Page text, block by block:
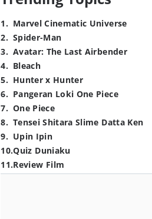
1. Marvel Cinematic Universe
2. Spider-Man
3. Avatar: The Last Airbender
4. Bleach
5. Hunter x Hunter
6. Pangeran Loki One Piece
7. One Piece
8. Tensei Shitara Slime Datta Ken
9. Upin Ipin
10.Quiz Duniaku
11.Review Film